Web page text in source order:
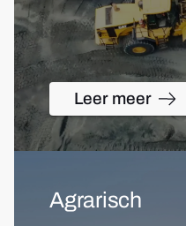
Leer meer
Agrarisch